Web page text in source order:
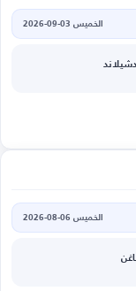
الخميس 03-09-2026
الخميس 06-08-2026